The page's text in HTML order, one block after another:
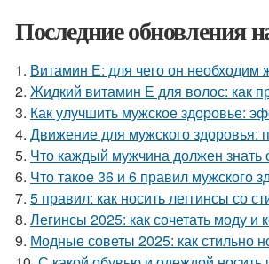
Последние обновления
1. Витамин Е: для чего он
2. Жидкий витамин Е для волос: как
3. Как улучшить мужское здоровье:
4. Движение для мужского здоровья:
5. Что каждый мужчина должен знать
6. Что такое 36 и 6 правил мужского
7. 5 правил: как носить леггинсы со
8. Легинсы 2025: как сочетать моду и
9. Модные советы 2025: как стильно